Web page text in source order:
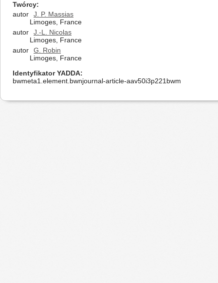
Twórcy
autor
J. P. Massias
Limoges, France
autor
J.-L. Nicolas
Limoges, France
autor
G. Robin
Limoges, France
Identyfikator YADDA
bwmeta1.element.bwnjournal-article-aav50i3p221bwm